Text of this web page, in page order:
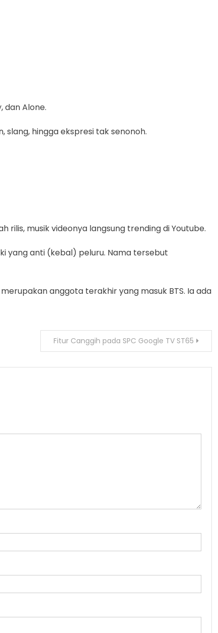
dan Alone.
slang, hingga ekspresi tak senonoh.
rilis, musik videonya langsung trending di Youtube.
yang anti (kebal) peluru. Nama tersebut
anggota terakhir yang masuk BTS. Ia ada
Fitur Canggih pada SPC Google TV ST65